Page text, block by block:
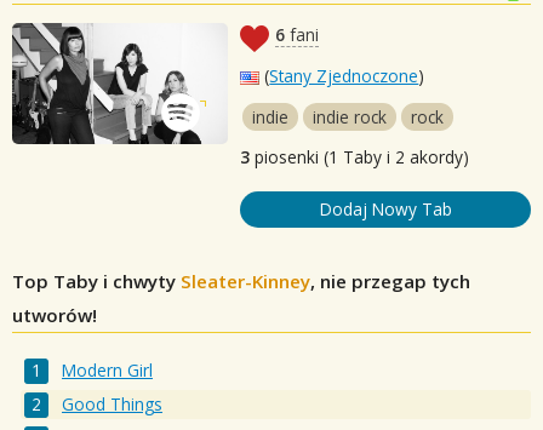
6 fani
(Stany Zjednoczone)
indie
indie rock
rock
3 piosenki (1 Taby i 2 akordy)
Dodaj Nowy Tab
Top Taby i chwyty Sleater-Kinney, nie przegap tych
utworów!
Modern Girl
Good Things